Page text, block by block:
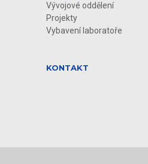
Vývojové oddělení
Projekty
Vybavení laboratoře
KONTAKT